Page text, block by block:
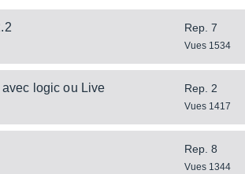
Rep. 7
Vues 1534
logic ou Live
Rep. 2
Vues 1417
Rep. 8
Vues 1344